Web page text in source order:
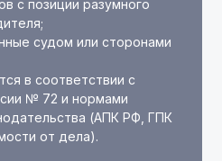
с позиции разумного
судом или сторонами
в соответствии с
№ 72 и нормами
(АПК РФ, ГПК
от дела).